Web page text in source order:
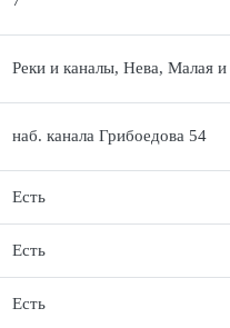
Реки и каналы, Нева, Малая
наб. канала Грибоедова 54
Есть
Есть
Есть